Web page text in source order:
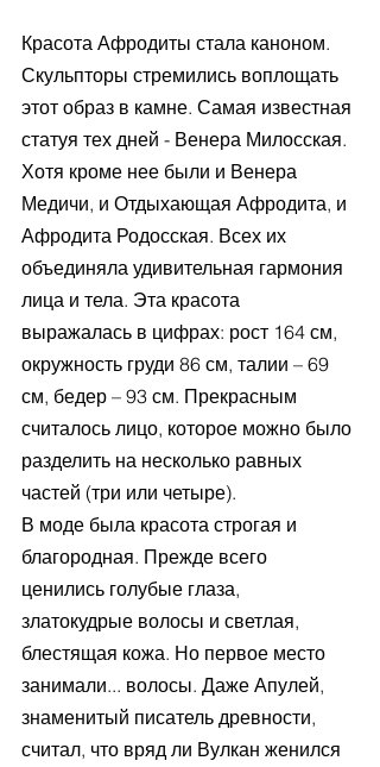
Красота Афродиты стала каноном.
Скульпторы стремились воплощать
этот образ в камне. Самая известная
статуя тех дней - Венера Милосская.
Хотя кроме нее были и Венера
Медичи, и Отдыхающая Афродита, и
Афродита Родосская. Всех их
объединяла удивительная гармония
лица и тела. Эта красота
выражалась в цифрах: рост 164 см,
окружность груди 86 см, талии – 69
см, бедер – 93 см. Прекрасным
считалось лицо, которое можно было
разделить на несколько равных
частей (три или четыре).
В моде была красота строгая и
благородная. Прежде всего
ценились голубые глаза,
златокудрые волосы и светлая,
блестящая кожа. Но первое место
занимали... волосы. Даже Апулей,
знаменитый писатель древности,
считал, что вряд ли Вулкан женился